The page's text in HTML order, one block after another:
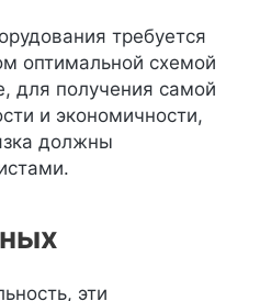
требуется
оптимальной схемой
для получения самой
и экономичности,
должны
эти